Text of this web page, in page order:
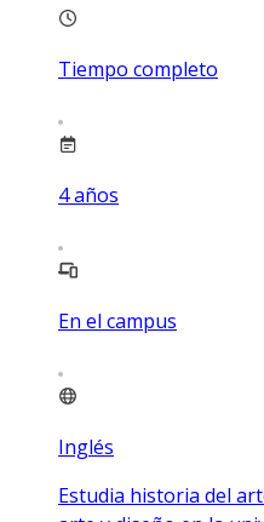
Tiempo completo
4años
En el campus
Inglés
Estudia historia del